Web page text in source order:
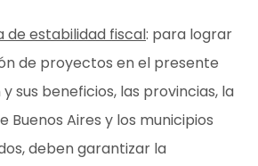
de estabilidad fiscal: para lograr
de proyectos en el presente
y sus beneficios, las provincias, la
Buenos Aires y los municipios
deben garantizar la